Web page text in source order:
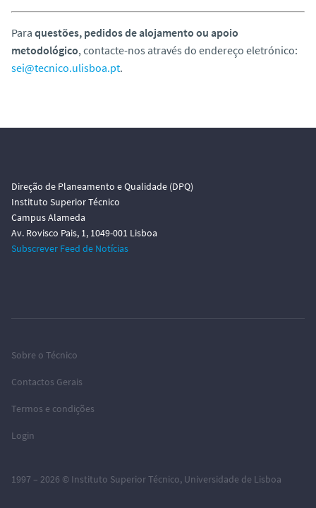
Para questões, pedidos de alojamento ou apoio
metodológico, contacte-nos através do endereço eletrónico:
sei@tecnico.ulisboa.pt.
Direção de Planeamento e Qualidade (DPQ)
Instituto Superior Técnico
Campus Alameda
Av. Rovisco Pais, 1, 1049-001 Lisboa
Subscrever Feed de Notícias
Sobre o Técnico
Contactos Gerais
Termos e condições
Login
1997 – 2026 © Instituto Superior Técnico, Universidade de Lisboa